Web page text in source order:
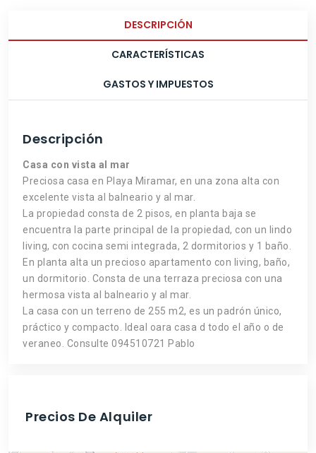
DESCRIPCIÓN
CARACTERÍSTICAS
GASTOS Y IMPUESTOS
Descripción
Casa con vista al mar
Preciosa casa en Playa Miramar, en una zona alta con
excelente vista al balneario y al mar.
La propiedad consta de 2 pisos, en planta baja se
encuentra la parte principal de la propiedad, con un lindo
living, con cocina semi integrada, 2 dormitorios y 1 baño.
En planta alta un precioso apartamento con living, baño,
un dormitorio. Consta de una terraza preciosa con una
hermosa vista al balneario y al mar.
La casa con un terreno de 255 m2, es un padrón único,
práctico y compacto. Ideal oara casa d todo el año o de
veraneo. Consulte 094510721 Pablo
Precios De Alquiler